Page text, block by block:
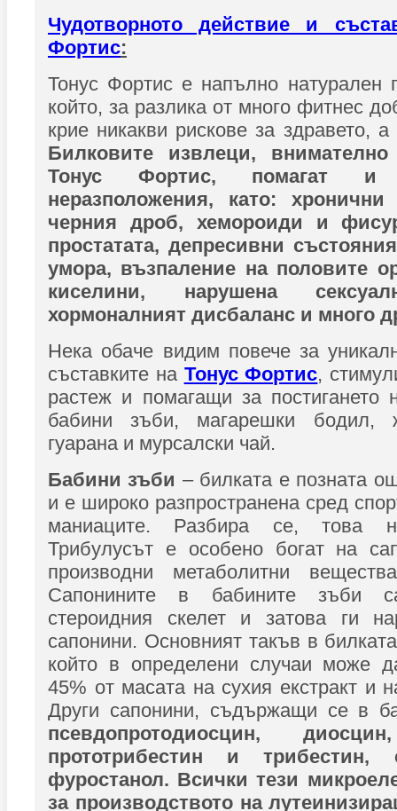
Чудотворното действие и
Фортис:
Тонус Фортис е напълно натурален
който, за разлика от много фитнес
крие никакви рискове за здравето, а
Билковите извлеци,
Тонус Фортис, помагат
неразположения, като:
черния дроб, хемороиди и
простатата, депресивни
умора, възпаление на половите
киселини, нарушена
хормоналният дисбаланс и много
Нека обаче видим повече за
съставките на Тонус Фортис,
растеж и помагащи за постигането
бабини зъби, магарешки бодил,
гуарана и мурсалски чай.
Бабини зъби – билката е позната
и е широко разпространена сред
маниаците. Разбира се, това
Трибулусът е особено богат на
производни метаболитни
Сапонините в бабините зъби
стероидния скелет и затова ги
сапонини. Основният такъв в
който в определени случаи може
45% от масата на сухия екстракт и
Други сапонини, съдържащи се в
псевдопротодиосцин,
прототрибестин и трибестин,
фуростанол. Всички тези
за производството на